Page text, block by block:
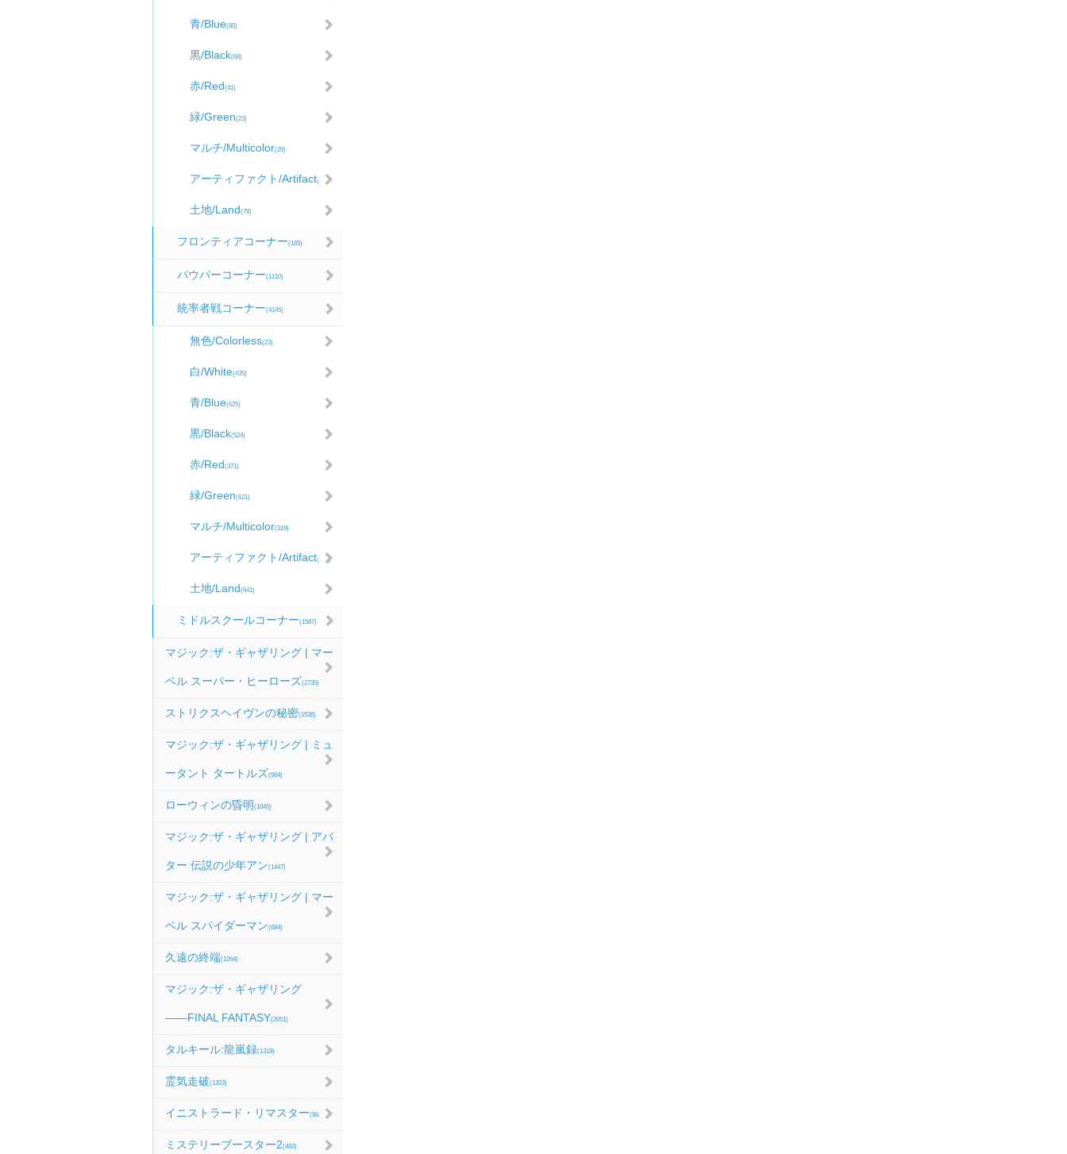
青/Blue(80)
黒/Black(68)
赤/Red(41)
緑/Green(23)
マルチ/Multicolor(29)
アーティファクト/Artifact(98)
土地/Land(78)
フロンティアコーナー(165)
パウパーコーナー(1110)
統率者戦コーナー(4145)
無色/Colorless(23)
白/White(435)
青/Blue(625)
黒/Black(524)
赤/Red(371)
緑/Green(621)
マルチ/Multicolor(319)
アーティファクト/Artifact(585)
土地/Land(641)
ミドルスクールコーナー(1587)
マジック:ザ・ギャザリング | マー
ベル スーパー・ヒーローズ(2735)
ストリクスヘイヴンの秘密(1536)
マジック:ザ・ギャザリング | ミュ
ータント タートルズ(984)
ローウィンの昏明 (1045)
マジック:ザ・ギャザリング | アバ
ター 伝説の少年アン(1447)
マジック:ザ・ギャザリング | マー
ベル スパイダーマン(684)
久遠の終端(1264)
マジック:ザ・ギャザリング
――FINAL FANTASY(2651)
タルキール:龍嵐録(1319)
霊気走破(1203)
イニストラード・リマスター(984)
ミステリーブースター2(483)